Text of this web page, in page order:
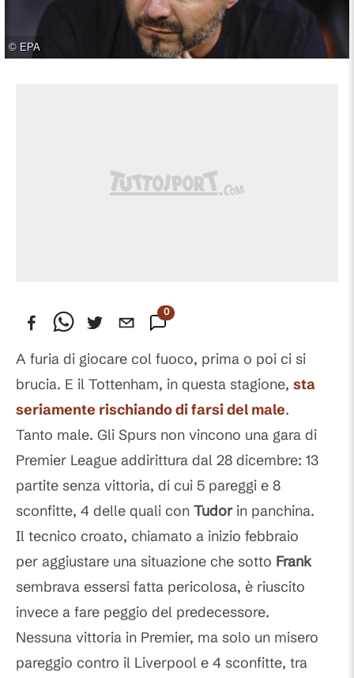
© EPA
0
A furia di giocare col fuoco, prima o poi ci si
brucia. E il Tottenham, in questa stagione, sta
seriamente rischiando di farsi del male.
Tanto male. Gli Spurs non vincono una gara di
Premier League addirittura dal 28 dicembre: 13
partite senza vittoria, di cui 5 pareggi e 8
sconfitte, 4 delle quali con Tudorin panchina.
Il tecnico croato, chiamato a inizio febbraio
per aggiustare una situazione che sotto Frank
sembrava essersi fatta pericolosa, è riuscito
invece a fare peggio del predecessore.
Nessuna vittoria in Premier, ma solo un misero
pareggio contro il Liverpool e 4 sconfitte, tra